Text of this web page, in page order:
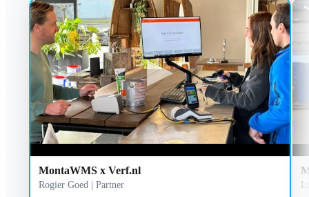
MontaWMS x Verf.nl
Rogier Goed | Partner